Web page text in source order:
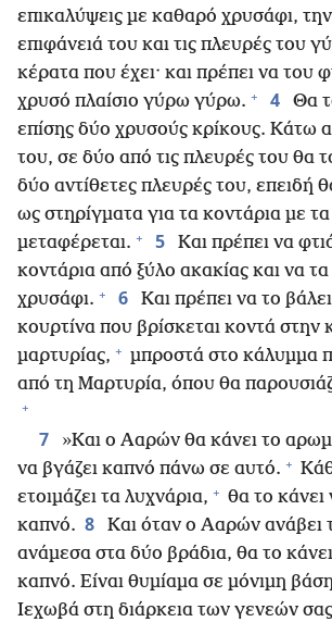
επικαλύψεις με καθαρό χρυσάφι,
επιφάνειά του και τις πλευρές του
κέρατα που έχει· και πρέπει να του
χρυσό πλαίσιο γύρω γύρω. + 4
Θα
επίσης δύο χρυσούς κρίκους. Κάτω
του, σε δύο από τις πλευρές του θα
δύο αντίθετες πλευρές του, επειδή
ως στηρίγματα για τα κοντάρια με
μεταφέρεται. + 5
Και πρέπει να
κοντάρια από ξύλο ακακίας και να
χρυσάφι. + 6
Και πρέπει να το
κουρτίνα που βρίσκεται κοντά στην
μαρτυρίας, + μπροστά στο κάλυμμα
από τη Μαρτυρία, όπου θα
+
7 »Και ο Ααρών θα κάνει το
να βγάζει καπνό πάνω σε αυτό. +
ετοιμάζει τα λυχνάρια, + θα το κάνει
καπνό. 8
Και όταν ο Ααρών ανάβει
ανάμεσα στα δύο βράδια, θα το
καπνό. Είναι θυμίαμα σε μόνιμη
Ιεχωβά στη διάρκεια των γενεών